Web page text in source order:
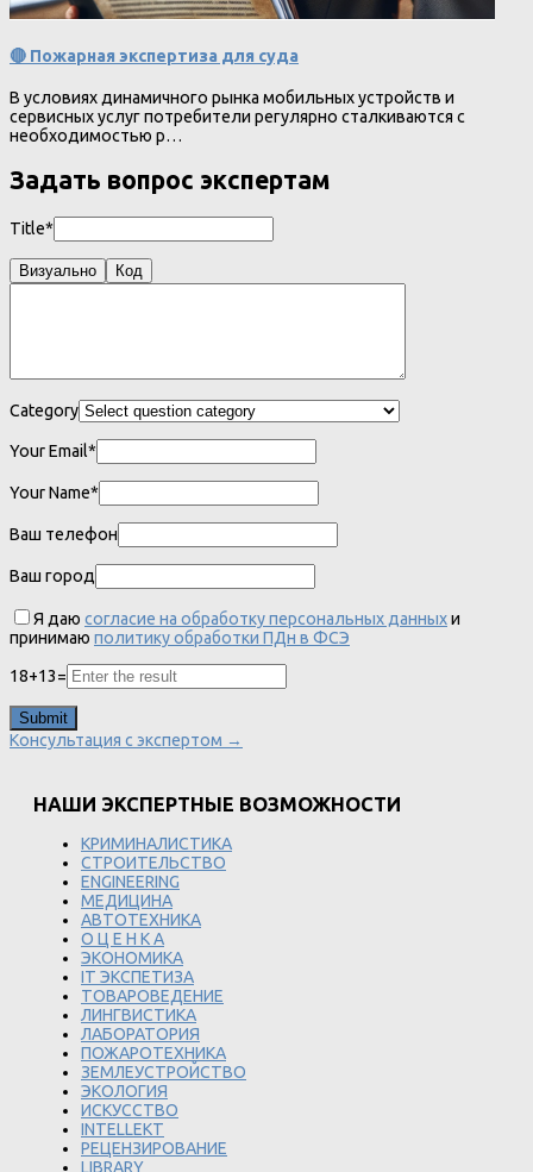
🔴 Пожарная экспертиза для суда
В условиях динамичного рынка мобильных устройств и
сервисных услуг потребители регулярно сталкиваются с
необходимостью р…
Задать вопрос экспертам
Title*
Визуально Код
Category
Your Email*
Your Name*
Ваш телефон
Ваш город
Я даю согласие на обработку персональных данныхи
принимаю политику обработки ПДн в ФСЭ
18+13=
Консультация с экспертом →
НАШИ ЭКСПЕРТНЫЕ ВОЗМОЖНОСТИ
КРИМИНАЛИСТИКА
СТРОИТЕЛЬСТВО
ENGINEERING
МЕДИЦИНА
АВТОТЕХНИКА
О Ц Е Н К А
ЭКОНОМИКА
IT ЭКСПЕТИЗА
ТОВАРОВЕДЕНИЕ
ЛИНГВИСТИКА
ЛАБОРАТОРИЯ
ПОЖАРОТЕХНИКА
ЗЕМЛЕУСТРОЙСТВО
ЭКОЛОГИЯ
ИСКУССТВО
INTELLEKT
РЕЦЕНЗИРОВАНИЕ
LIBRARY